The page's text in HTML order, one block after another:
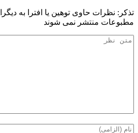
تذكر: نظرات حاوی توهين يا افترا به
مطبوعات منتشر نمی شوند